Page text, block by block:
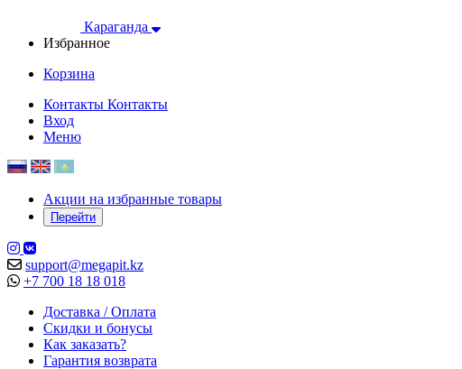
Караганда
Избранное
Корзина
Контакты Контакты
Вход
Меню
Акции на избранные товары
Перейти
support@megapit.kz
+7 700 18 18 018
Доставка / Оплата
Скидки и бонусы
Как заказать?
Гарантия возврата